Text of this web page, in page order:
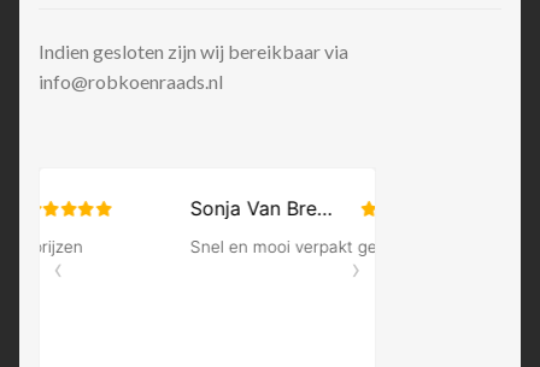
Indien gesloten zijn wij bereikbaar via
info@robkoenraads.nl